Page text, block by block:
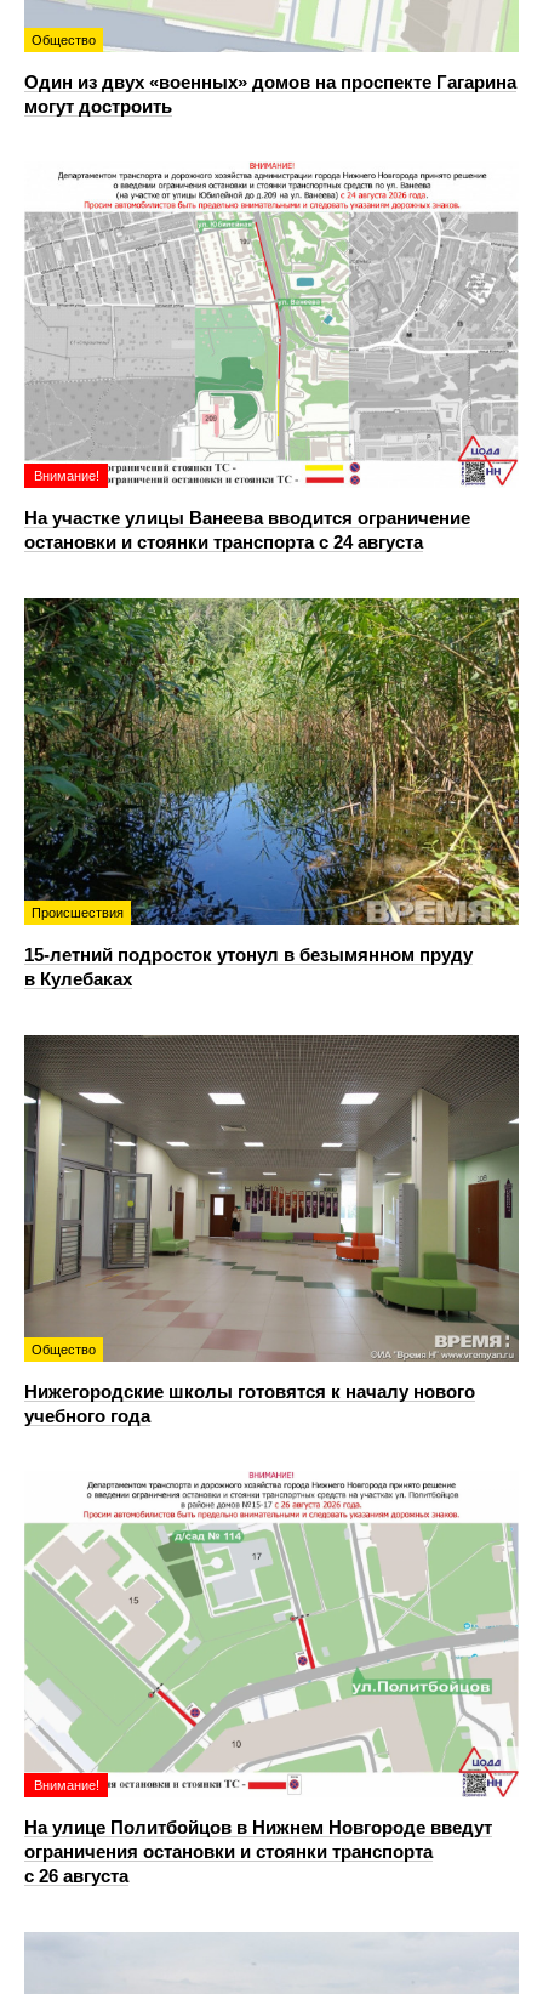
Общество
Один из двух «военных» домов на проспекте Гагарина
могут достроить
Внимание!
На участке улицы Ванеева вводится ограничение
остановки и стоянки транспорта с 24 августа
Происшествия
15-летний подросток утонул в безымянном пруду
в Кулебаках
Общество
Нижегородские школы готовятся к началу нового
учебного года
Внимание!
На улице Политбойцов в Нижнем Новгороде введут
ограничения остановки и стоянки транспорта
с 26 августа